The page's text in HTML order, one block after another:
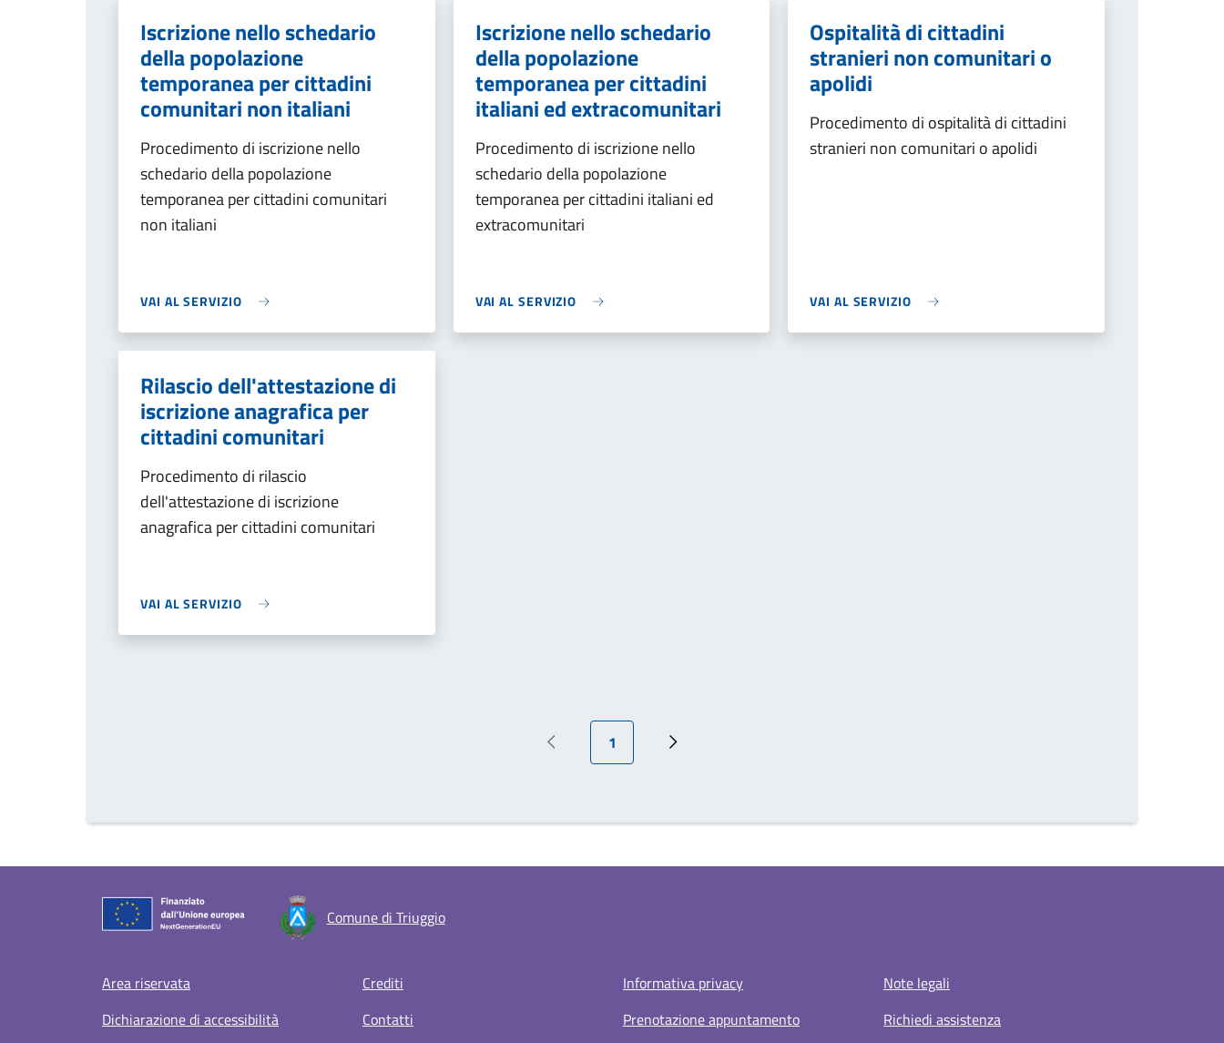
Iscrizione nello schedario
della popolazione
temporanea per cittadini
comunitari non italiani
Procedimento di iscrizione nello
schedario della popolazione
temporanea per cittadini comunitari
non italiani
VAI AL SERVIZIO
Iscrizione nello schedario
della popolazione
temporanea per cittadini
italiani ed extracomunitari
Procedimento di iscrizione nello
schedario della popolazione
temporanea per cittadini italiani ed
extracomunitari
VAI AL SERVIZIO
Ospitalità di cittadini
stranieri non comunitari o
apolidi
Procedimento di ospitalità di cittadini
stranieri non comunitari o apolidi
VAI AL SERVIZIO
Rilascio dell'attestazione di
iscrizione anagrafica per
cittadini comunitari
Procedimento di rilascio
dell'attestazione di iscrizione
anagrafica per cittadini comunitari
VAI AL SERVIZIO
Pagina precedente
Pagina attuale
1
Prossima pagina
Comune di Triuggio
Footer menu
Area riservata Crediti Informativa privacy
Note legali
Dichiarazione di accessibilità
Contatti Prenotazione appuntamento Richiedi assistenza